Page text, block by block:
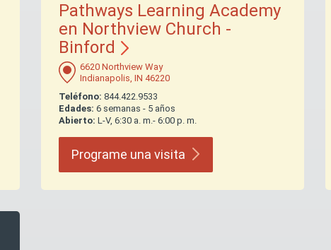
Pathways Learning Academy
en Northview Church -
Binford
6620 Northview Way
Indianapolis, IN 46220
Teléfono: 844.422.9533
Edades: 6 semanas - 5 años
Abierto: L-V, 6:30 a. m.- 6:00 p. m.
Programe una visita